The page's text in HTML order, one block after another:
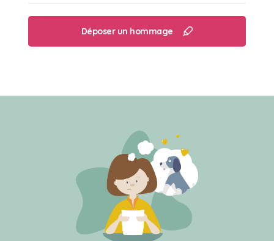
Déposer un hommage